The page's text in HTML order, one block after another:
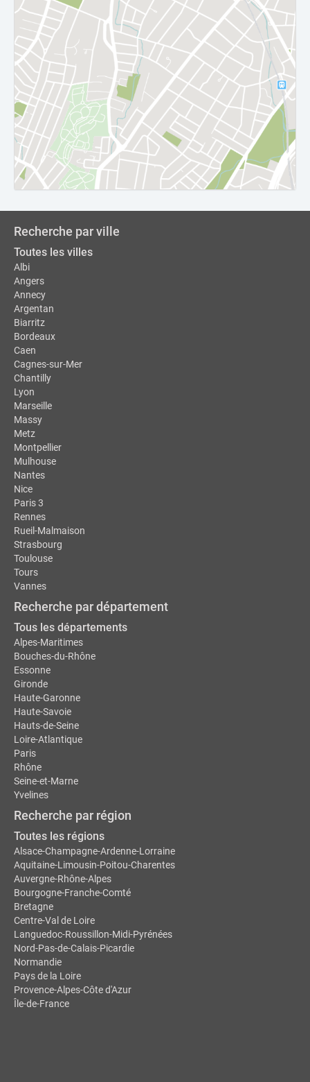
Recherche par ville
Toutes les villes
Albi
Angers
Annecy
Argentan
Biarritz
Bordeaux
Caen
Cagnes-sur-Mer
Chantilly
Lyon
Marseille
Massy
Metz
Montpellier
Mulhouse
Nantes
Nice
Paris 3
Rennes
Rueil-Malmaison
Strasbourg
Toulouse
Tours
Vannes
Recherche par département
Tous les départements
Alpes-Maritimes
Bouches-du-Rhône
Essonne
Gironde
Haute-Garonne
Haute-Savoie
Hauts-de-Seine
Loire-Atlantique
Paris
Rhône
Seine-et-Marne
Yvelines
Recherche par région
Toutes les régions
Alsace-Champagne-Ardenne-Lorraine
Aquitaine-Limousin-Poitou-Charentes
Auvergne-Rhône-Alpes
Bourgogne-Franche-Comté
Bretagne
Centre-Val de Loire
Languedoc-Roussillon-Midi-Pyrénées
Nord-Pas-de-Calais-Picardie
Normandie
Pays de la Loire
Provence-Alpes-Côte d'Azur
Île-de-France